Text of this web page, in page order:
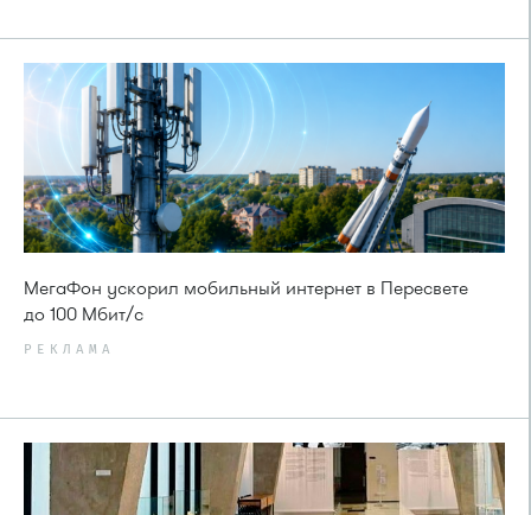
МегаФон ускорил мобильный интернет в Пересвете
до 100 Мбит/с
РЕКЛАМА